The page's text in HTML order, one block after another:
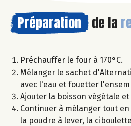
Préparation de la
Préchauffer le four à 170°C.
Mélanger le sachet
avec l'eau et fouetter
Ajouter la boisson végétale
Continuer à mélanger tout
la poudre à lever, la